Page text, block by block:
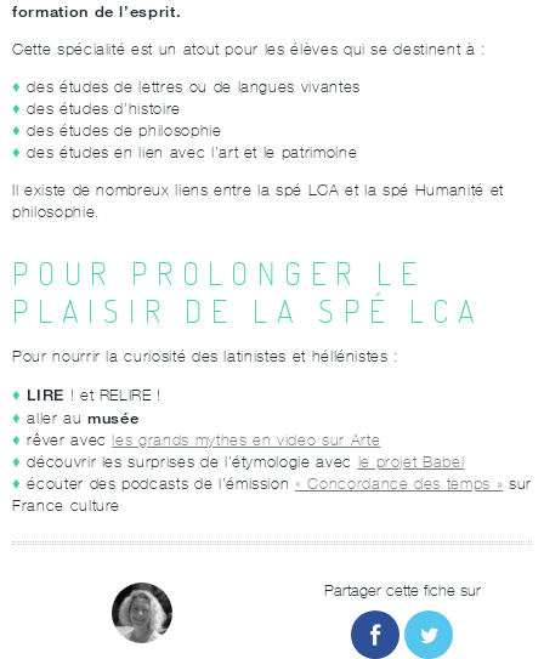
formation de l’esprit.
Cette spécialité est un atout pour les élèves qui se destinent à :
des études de lettres ou de langues vivantes
des études d’histoire
des études de philosophie
des études en lien avec l’art et le patrimoine
Il existe de nombreux liens entre la spé LCA et la spé Humanité et
philosophie.
POUR PROLONGER LE
PLAISIR DE LA SPÉ LCA
Pour nourrir la curiosité des latinistes et héllénistes :
LIRE ! et RELIRE !
aller aumusée
rêver avec les grands mythes en video sur Arte
découvrir les surprises de l’étymologie avec le projet Babel
écouter des podcasts de l’émission « Concordance des temps » sur
France culture
Partager cette fiche sur